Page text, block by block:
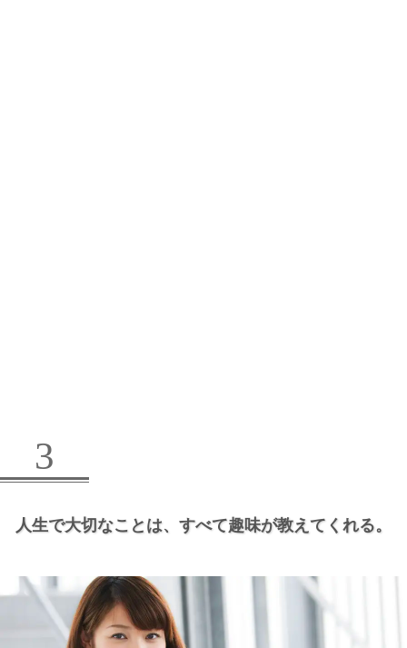
3
人生で大切なことは、 すべて趣味が教えてくれる。